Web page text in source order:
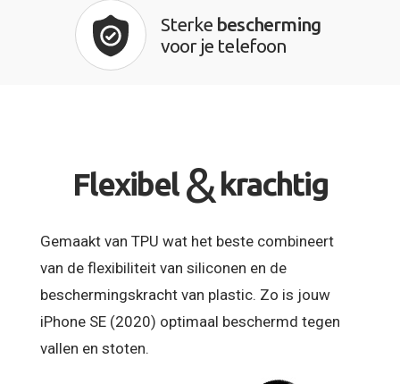
Sterke bescherming
voor je telefoon
Flexibel & krachtig
Gemaakt van TPU wat het beste combineert
van de flexibiliteit van siliconen en de
beschermingskracht van plastic. Zo is jouw
iPhone SE (2020) optimaal beschermd tegen
vallen en stoten.